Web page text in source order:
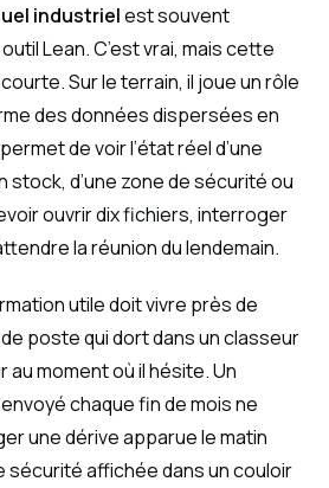
industrielest souvent
Lean. C’est vrai, mais cette
Sur le terrain, il joue un rôle
des données dispersées en
de voir l’état réel d’une
stock, d’une zone de sécurité ou
ouvrir dix fichiers, interroger
la réunion du lendemain.
utile doit vivre près de
poste qui dort dans un classeur
au moment où il hésite. Un
chaque fin de mois ne
une dérive apparue le matin
sécurité affichée dans un couloir